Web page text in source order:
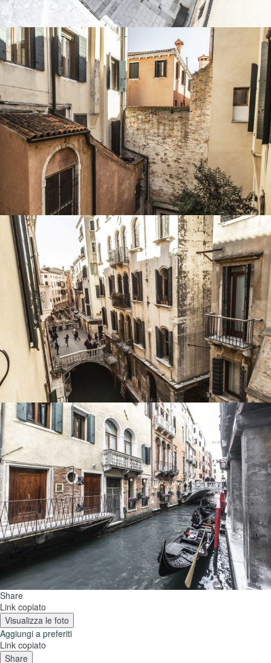
Share
Link copiato
Visualizza le foto
Aggiungi a preferiti
Link copiato
Share